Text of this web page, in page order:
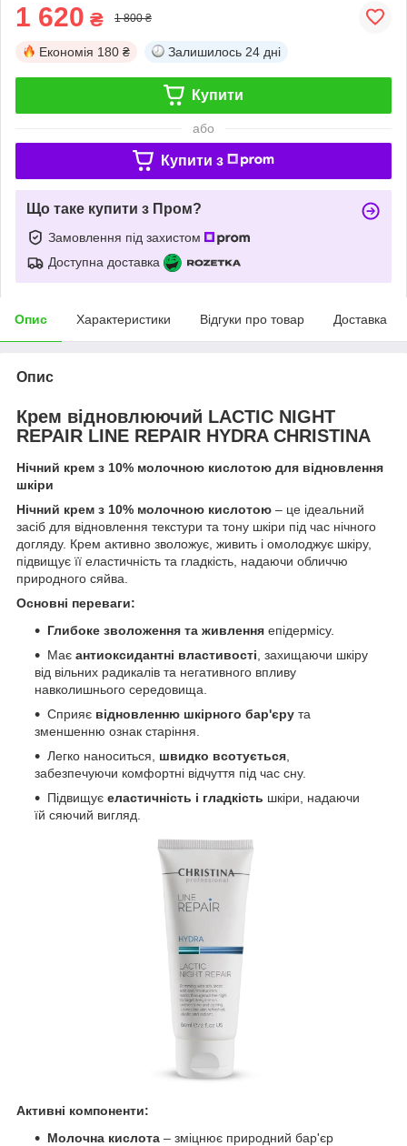
1 620 ₴ 1 800 ₴
Економія 180 ₴ Залишилось 24 дні
Купити
або
Купити з
Що таке купити з Пром?
Замовлення під захистом
Доступна доставка
Опис Характеристики Відгуки про товар Доставка
Опис
Крем відновлюючий LACTIC NIGHT
REPAIR LINE REPAIR HYDRA CHRISTINA
Нічний крем з 10% молочною кислотою для відновлення
шкіри
Нічний крем з 10% молочною кислотою – це ідеальний
засіб для відновлення текстури та тону шкіри під час нічного
догляду. Крем активно зволожує, живить і омолоджує шкіру,
підвищує її еластичність та гладкість, надаючи обличчю
природного сяйва.
Основні переваги:
Глибоке зволоження та живлення епідермісу.
Має антиоксидантні властивості, захищаючи шкіру
від вільних радикалів та негативного впливу
навколишнього середовища.
Сприяє відновленню шкірного бар'єру та
зменшенню ознак старіння.
Легко наноситься, швидко всотується,
забезпечуючи комфортні відчуття під час сну.
Підвищує еластичність і гладкість шкіри, надаючи
їй сяючий вигляд.
Активні компоненти:
Молочна кислота – зміцнює природний бар'єр